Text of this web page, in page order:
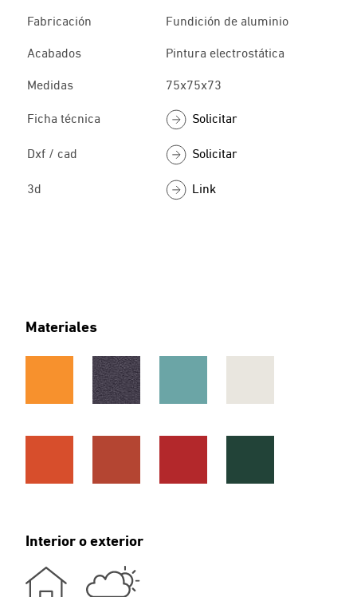
Fabricación
Fundición de aluminio
Acabados
Pintura electrostática
Medidas
75x75x73
Ficha técnica Solicitar
Dxf / cad Solicitar
3d Link
Materiales
Interior o exterior